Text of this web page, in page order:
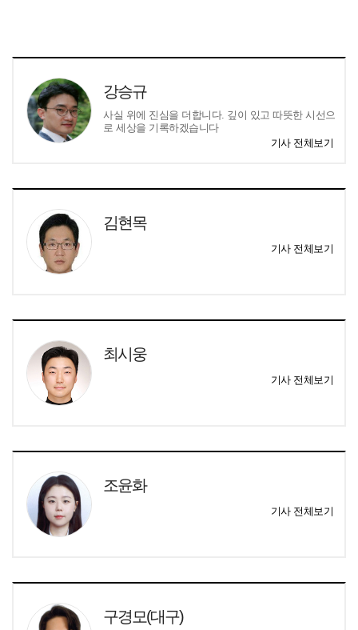
강승규
사실 위에 진심을 더합니다. 깊이 있고 따뜻한 시선으
로 세상을 기록하겠습니다
기사 전체보기
김현목
기사 전체보기
최시웅
기사 전체보기
조윤화
기사 전체보기
구경모(대구)